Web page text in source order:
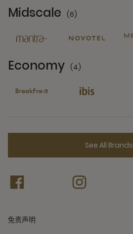
Midscale (6)
Economy (4)
See All Brands
免责声明